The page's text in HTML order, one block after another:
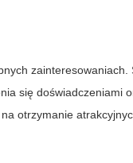
zainteresowaniach.
się doświadczeniami
otrzymanie